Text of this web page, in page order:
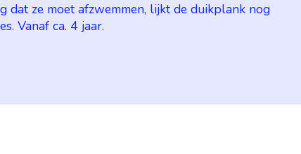
dat ze moet afzwemmen, lijkt de duikplank nog
Vanaf ca. 4 jaar.